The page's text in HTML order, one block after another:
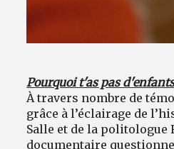
Pourquoi t'as pas
À travers nombre de
grâce à l’éclairage de
Salle et de la politologue
documentaire